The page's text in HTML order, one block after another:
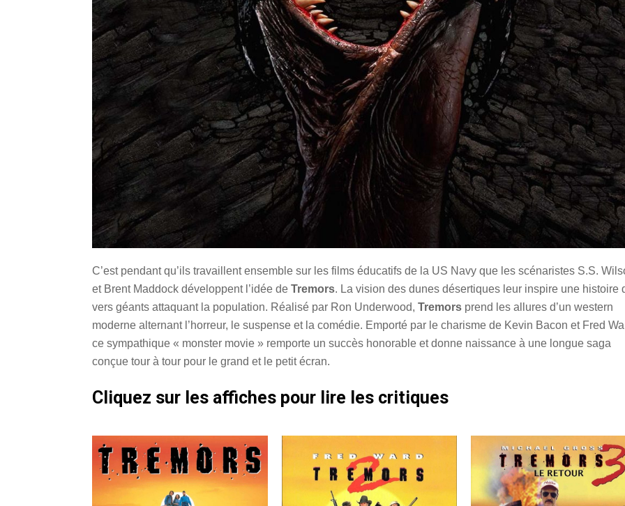
C’est pendant qu’ils travaillent ensemble sur les films éducatifs de la US Navy que les scénaristes S.S.
et Brent Maddock développent l’idée de Tremors. La vision des dunes désertiques leur inspire une histoire
vers géants attaquant la population. Réalisé par Ron Underwood, Tremors prend les allures d’un western
moderne alternant l’horreur, le suspense et la comédie. Emporté par le charisme de Kevin Bacon et Fred
ce sympathique « monster movie » remporte un succès honorable et donne naissance à une longue saga
conçue tour à tour pour le grand et le petit écran.
Cliquez sur les affiches pour lire les critiques